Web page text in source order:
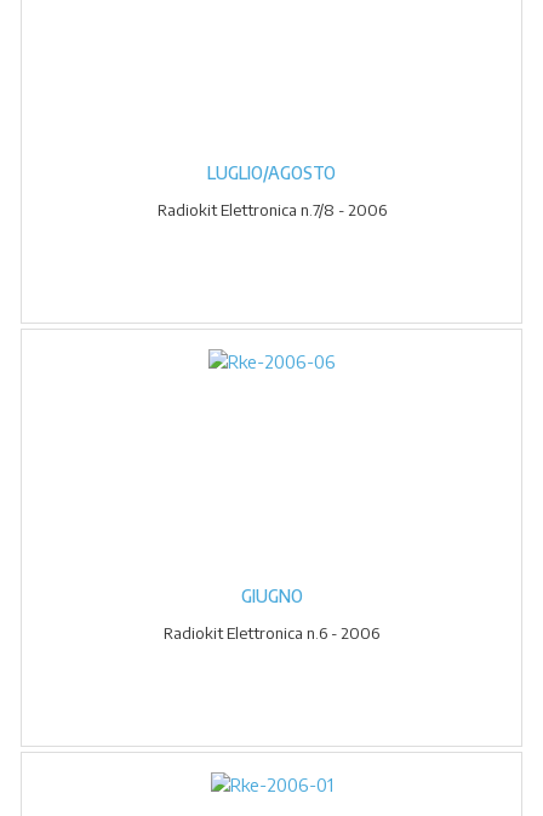
LUGLIO/AGOSTO
Radiokit Elettronica n.7/8 - 2006
GIUGNO
Radiokit Elettronica n.6 - 2006